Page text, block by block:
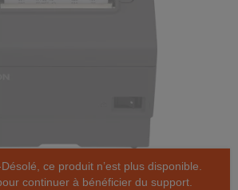
ce produit n’est plus disponible.
continuer à bénéficier du support.